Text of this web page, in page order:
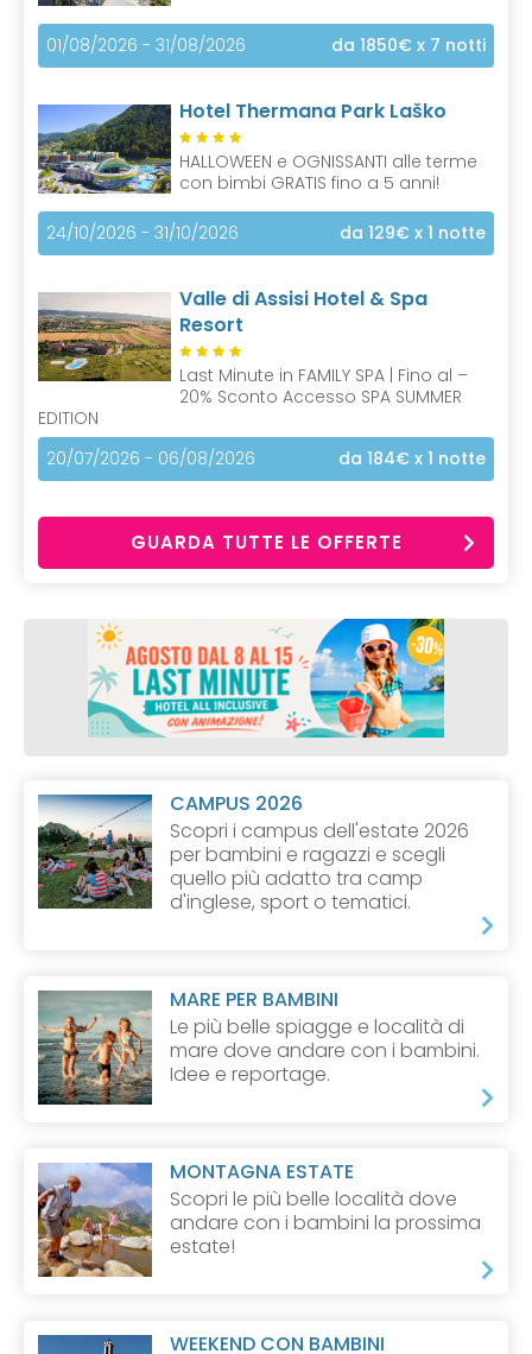
01/08/2026 - 31/08/2026 da 1850€ x 7 notti
Hotel Thermana Park Laško
HALLOWEEN e OGNISSANTI alle terme
con bimbi GRATIS fino a 5 anni!
24/10/2026 - 31/10/2026 da 129€ x 1 notte
Valle di Assisi Hotel & Spa
Resort
Last Minute in FAMILY SPA | Fino al –
20% Sconto Accesso SPA SUMMER
EDITION
20/07/2026 - 06/08/2026
da 184€ x 1 notte
GUARDA TUTTE LE OFFERTE
CAMPUS 2026
Scopri i campus dell'estate 2026
per bambini e ragazzi e scegli
quello più adatto tra camp
d'inglese, sport o tematici.
MARE PER BAMBINI
Le più belle spiagge e località di
mare dove andare con i bambini.
Idee e reportage.
MONTAGNA ESTATE
Scopri le più belle località dove
andare con i bambini la prossima
estate!
WEEKEND CON BAMBINI